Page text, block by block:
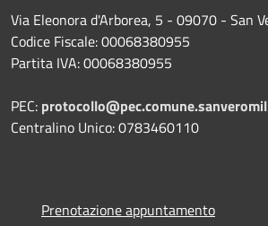
Via Eleonora d'Arborea, 5 - 09070 - San
Codice Fiscale: 00068380955
Partita IVA: 00068380955
PEC:
Centralino Unico: 0783460110
Prenotazione appuntamento